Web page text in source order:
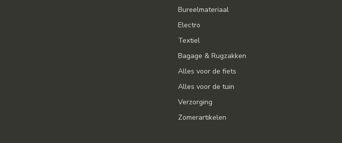
Bureelmateriaal
Electro
Textiel
Bagage & Rugzakken
Alles voor de fiets
Alles voor de tuin
Verzorging
Zomerartikelen